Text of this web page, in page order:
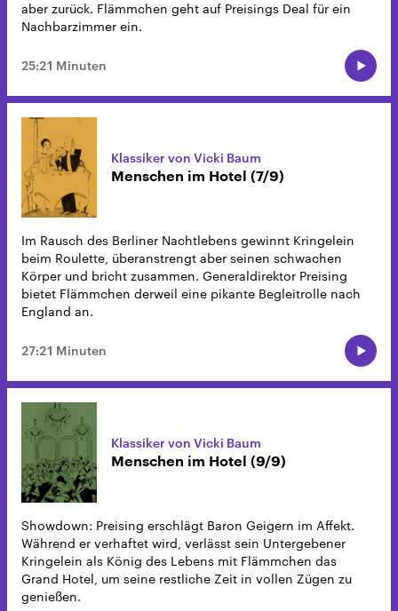
aber zurück. Flämmchen geht auf Preisings Deal für ein
Nachbarzimmer ein.
25:21 Minuten
Klassiker von Vicki Baum
Menschen im Hotel (7/9)
Im Rausch des Berliner Nachtlebens gewinnt Kringelein
beim Roulette, überanstrengt aber seinen schwachen
Körper und bricht zusammen. Generaldirektor Preising
bietet Flämmchen derweil eine pikante Begleitrolle nach
England an.
27:21 Minuten
Klassiker von Vicki Baum
Menschen im Hotel (9/9)
Showdown: Preising erschlägt Baron Geigern im Affekt.
Während er verhaftet wird, verlässt sein Untergebener
Kringelein als König des Lebens mit Flämmchen das
Grand Hotel, um seine restliche Zeit in vollen Zügen zu
genießen.